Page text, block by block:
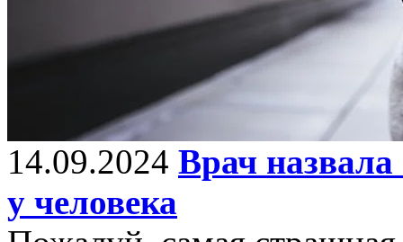
14.09.2024 Врач
у человека